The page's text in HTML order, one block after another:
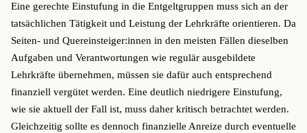
Eine gerechte Einstufung in die Entgeltgruppen muss sich an der
tatsächlichen Tätigkeit und Leistung der Lehrkräfte orientieren. Da
Seiten- und Quereinsteiger:innen in den meisten Fällen dieselben
Aufgaben und Verantwortungen wie regulär ausgebildete
Lehrkräfte übernehmen, müssen sie dafür auch entsprechend
finanziell vergütet werden. Eine deutlich niedrigere Einstufung,
wie sie aktuell der Fall ist, muss daher kritisch betrachtet werden.
Gleichzeitig sollte es dennoch finanzielle Anreize durch eventuelle